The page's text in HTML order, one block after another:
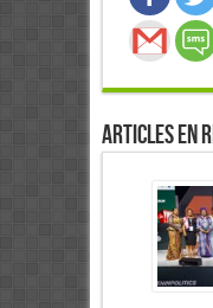
Articles en